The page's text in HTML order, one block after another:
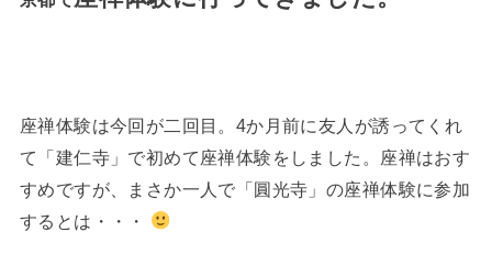
座禅体験は今回が二回目。4か月前に友人が誘ってくれ
て「建仁寺」で初めて座禅体験をしました。座禅はおす
すめですが、まさか一人で「圓光寺」の座禅体験に参加
するとは・・・